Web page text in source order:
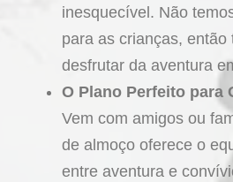
inesquecível. Não
para as crianças, então
desfrutar da aventura
O Plano Perfeito para
Vem com amigos ou
de almoço oferece o
entre aventura e